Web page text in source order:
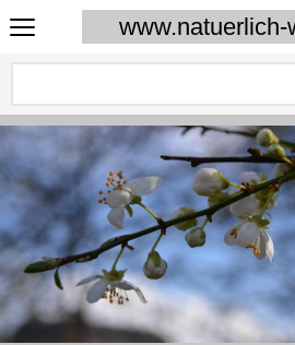
www.natuerlich-